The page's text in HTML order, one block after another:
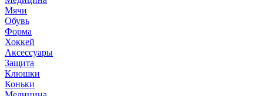
Мячи
Обувь
Форма
Хоккей
Аксессуары
Защита
Клюшки
Коньки